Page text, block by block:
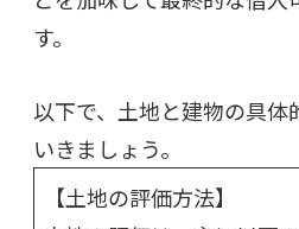
す。
以下で、土地と建物の具体
いきましょう。
【土地の評価方法】